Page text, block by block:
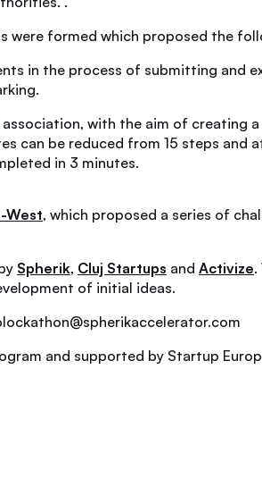
were formed which proposed the
in the process of submitting and
with the aim of creating
can be reduced from 15 steps and
in 3 minutes.
West, which proposed a series of
Spherik, Cluj Startups and Activize.
of initial ideas.
and supported by Startup